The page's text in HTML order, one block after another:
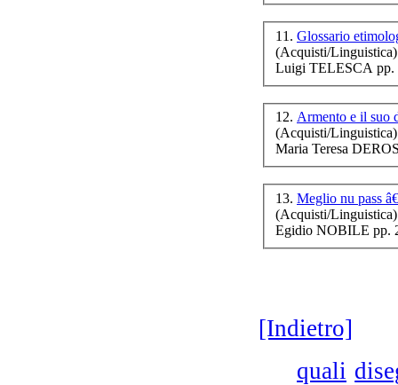
11. Glossario
(Acquisti/Linguistica)
Luigi TELESCA pp.
12. Armento e il suo
(Acquisti/Linguistica)
Maria Teresa
13. Meglio nu pass
(Acquisti/Linguistica)
Egidio NOBILE pp.
[Indietro]
quali